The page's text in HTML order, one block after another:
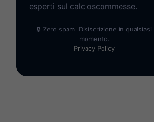
esperti sul calcioscommesse.
🔒 Zero spam. Disiscrizione in qualsiasi
momento.
Privacy Policy